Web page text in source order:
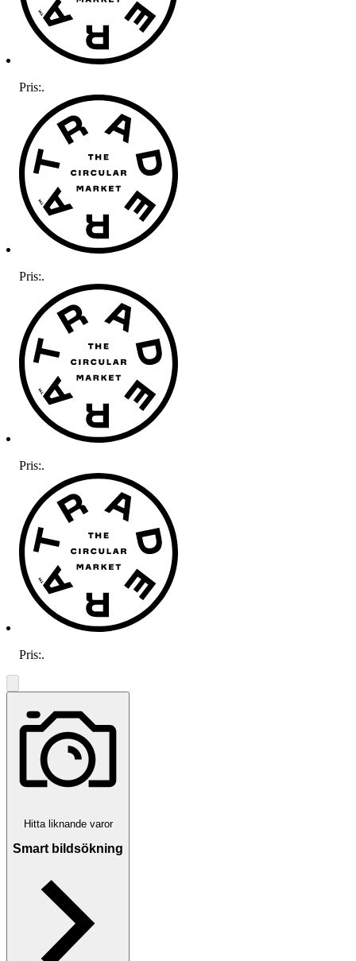
Pris:.
Pris:.
Pris:.
Pris:.
Hitta liknande varor
Smart bildsökning